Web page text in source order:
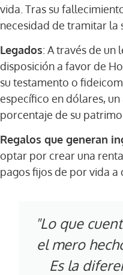
vida. Tras su
necesidad de tramitar la
Legados: A través de un
disposición a favor de
su testamento o
específico en dólares,
porcentaje de su
Regalos que generan
optar por crear una
pagos fijos de por vida
"Lo que
el mero
Es la